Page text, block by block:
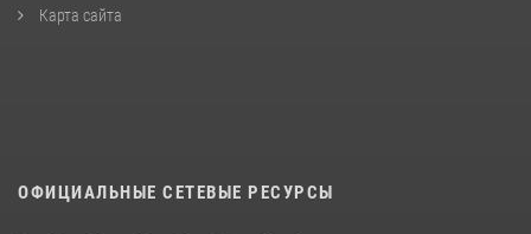
Карта сайта
ОФИЦИАЛЬНЫЕ СЕТЕВЫЕ РЕСУРСЫ